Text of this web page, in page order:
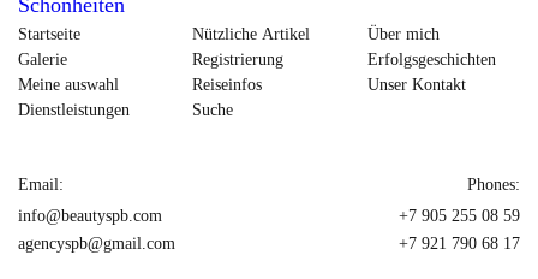
Startseite
Galerie
Meine auswahl
Dienstleistungen
Nützliche Artikel
Registrierung
Reiseinfos
Suche
Über mich
Erfolgsgeschichten
Unser Kontakt
Email:
info@beautyspb.com
agencyspb@gmail.com
Phones:
+7 905 255 08 59
+7 921 790 68 17